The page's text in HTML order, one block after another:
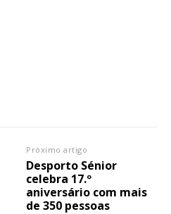
Próximo artigo
Desporto Sénior
celebra 17.º
aniversário com mais
de 350 pessoas